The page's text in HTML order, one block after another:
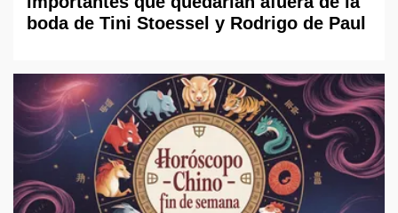
boda de Tini Stoessel y Rodrigo de Paul